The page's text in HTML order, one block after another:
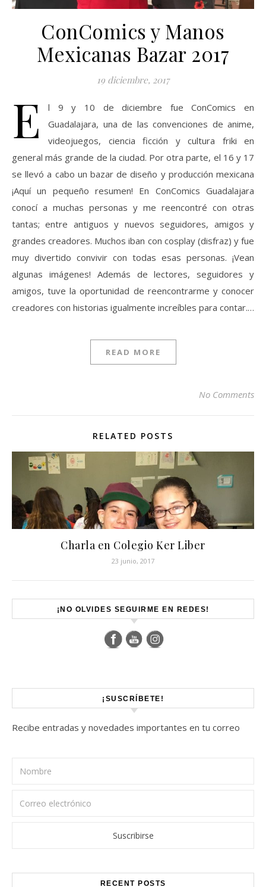
ConComics y Manos
Mexicanas Bazar 2017
19 diciembre, 2017
E
l 9 y 10 de diciembre fue ConComics en
Guadalajara, una de las convenciones de anime,
videojuegos, ciencia ficción y cultura friki en
general más grande de la ciudad. Por otra parte, el 16 y 17
se llevó a cabo un bazar de diseño y producción mexicana
¡Aquí un pequeño resumen! En ConComics Guadalajara
conocí a muchas personas y me reencontré con otras
tantas; entre antiguos y nuevos seguidores, amigos y
grandes creadores. Muchos iban con cosplay (disfraz) y fue
muy divertido convivir con todas esas personas. ¡Vean
algunas imágenes! Además de lectores, seguidores y
amigos, tuve la oportunidad de reencontrarme y conocer
creadores con historias igualmente increíbles para contar.…
READ MORE
No Comments
RELATED POSTS
Charla en Colegio Ker Liber
23 junio, 2017
¡NO OLVIDES SEGUIRME EN REDES!
Set Youtube Channel ID
¡SUSCRÍBETE!
Recibe entradas y novedades importantes en tu correo
RECENT POSTS